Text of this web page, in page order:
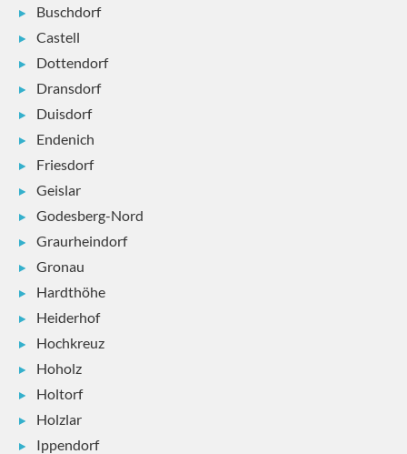
Buschdorf
Castell
Dottendorf
Dransdorf
Duisdorf
Endenich
Friesdorf
Geislar
Godesberg-Nord
Graurheindorf
Gronau
Hardthöhe
Heiderhof
Hochkreuz
Hoholz
Holtorf
Holzlar
Ippendorf